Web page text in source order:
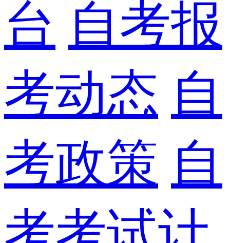
台 自考报
考动态 自
考政策 自